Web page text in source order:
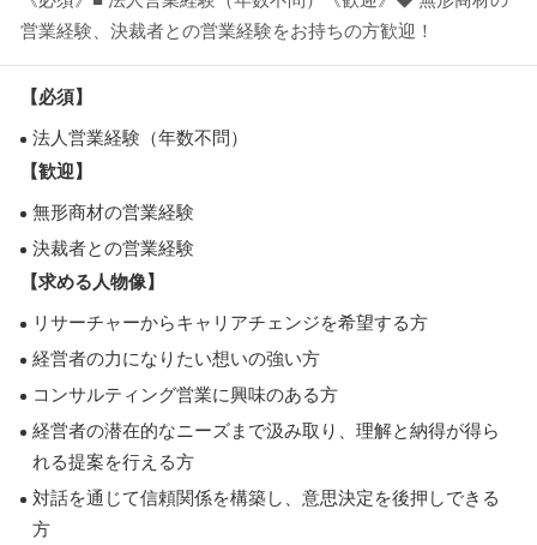
営業経験、決裁者との営業経験をお持ちの方歓迎！
【必須】
法人営業経験（年数不問）
【歓迎】
無形商材の営業経験
決裁者との営業経験
【求める人物像】
リサーチャーからキャリアチェンジを希望する方
経営者の力になりたい想いの強い方
コンサルティング営業に興味のある方
経営者の潜在的なニーズまで汲み取り、理解と納得が得ら
れる提案を行える方
対話を通じて信頼関係を構築し、意思決定を後押しできる
方